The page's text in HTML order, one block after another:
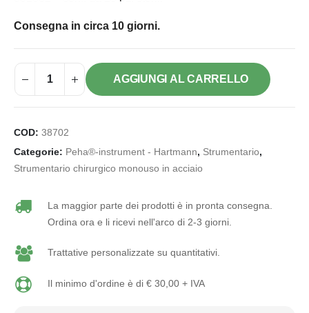
Consegna in circa 10 giorni.
AGGIUNGI AL CARRELLO
COD: 38702
Categorie: Peha®-instrument - Hartmann, Strumentario,
Strumentario chirurgico monouso in acciaio
La maggior parte dei prodotti è in pronta consegna.
Ordina ora e li ricevi nell'arco di 2-3 giorni.
Trattative personalizzate su quantitativi.
Il minimo d'ordine è di € 30,00 + IVA